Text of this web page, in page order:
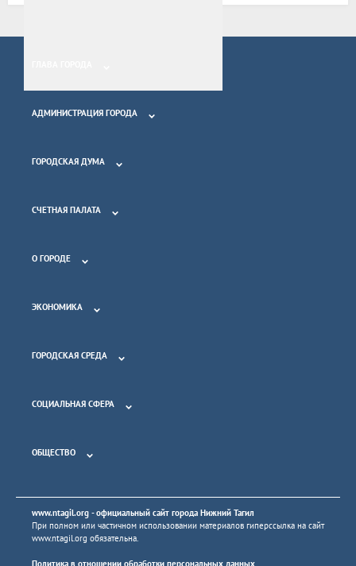
АДМИНИСТРАЦИЯ ГОРОДА
ГОРОДСКАЯ ДУМА
СЧЕТНАЯ ПАЛАТА
О ГОРОДЕ
ЭКОНОМИКА
ГОРОДСКАЯ СРЕДА
СОЦИАЛЬНАЯ СФЕРА
ОБЩЕСТВО
www.ntagil.org - официальный сайт города Нижний Тагил
При полном или частичном использовании материалов гиперссылка на сайт
www.ntagil.org обязательна.
Политика в отношении обработки персональных данных